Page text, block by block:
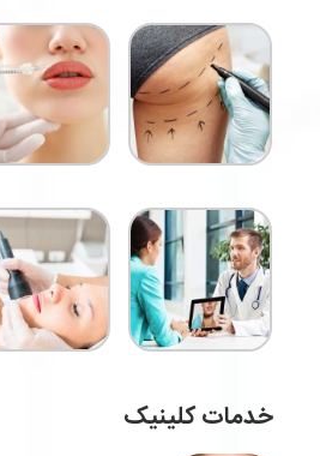
خدمات کلینیک